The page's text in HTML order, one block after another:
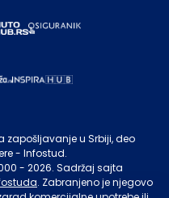
zapošljavanje u Srbiji, deo
- Infostud.
- 2026. Sadržaj sajta
. Zabranjeno je njegovo